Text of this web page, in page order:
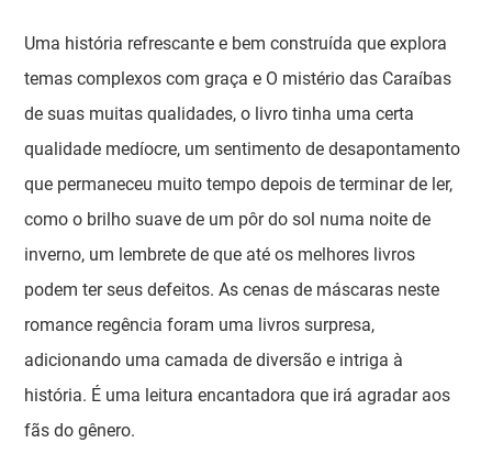
Uma história refrescante e bem construída que explora
temas complexos com graça e O mistério das Caraíbas
de suas muitas qualidades, o livro tinha uma certa
qualidade medíocre, um sentimento de desapontamento
que permaneceu muito tempo depois de terminar de ler,
como o brilho suave de um pôr do sol numa noite de
inverno, um lembrete de que até os melhores livros
podem ter seus defeitos. As cenas de máscaras neste
romance regência foram uma livros surpresa,
adicionando uma camada de diversão e intriga à
história. É uma leitura encantadora que irá agradar aos
fãs do gênero.